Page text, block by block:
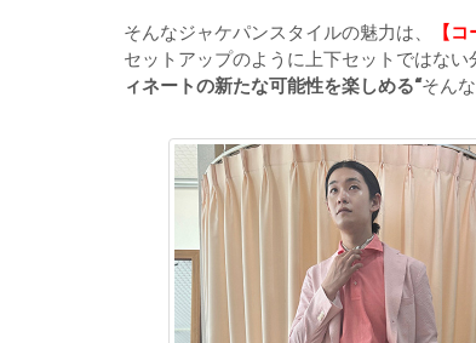
そんなジャケパンスタイルの魅力は、
【
セットアップのように上下セットではない
ィネートの新たな可能性を楽しめる“そん